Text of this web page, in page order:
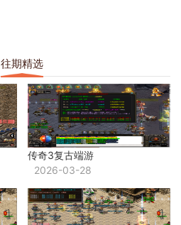
往期精选
传奇3复古端游
2026-03-28